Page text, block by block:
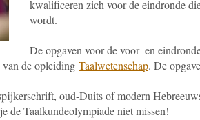
kwalificeren zich voor de eindronde
wordt.
De opgaven voor de voor- en
van de opleiding Taalwetenschap. De
oud-Duits of modern
de Taalkundeolympiade niet missen!